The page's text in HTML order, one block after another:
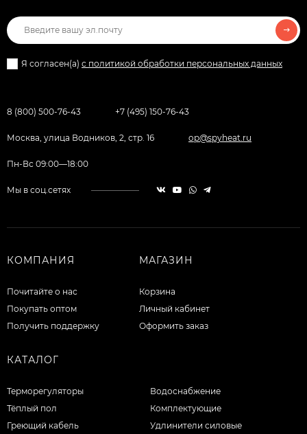
Я согласен(a) с политикой обработки персональных данных
8 (800) 500-76-43 +7 (495) 150-76-43
Москва, улица Водников, 2, стр. 16 op@spyheat.ru
Пн-Вс 09:00—18:00
Мы в соц.сетях
КОМПАНИЯ
Почитайте о нас
Покупать оптом
Получить поддержку
МАГАЗИН
Корзина
Личный кабинет
Оформить заказ
КАТАЛОГ
Терморегуляторы
Тёплый пол
Греющий кабель
Водоснабжение
Комплектующие
Удлинители силовые